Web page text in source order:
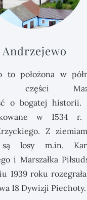
Andrzejewo
to położona w
części
o bogatej historii.
w 1534 r.
Z
losy m.in.
i Marszałka
1939 roku
18 Dywizji Piechoty.